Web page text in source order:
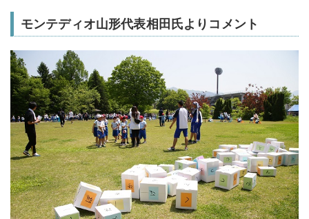
モンテディオ山形代表相田氏よりコメント